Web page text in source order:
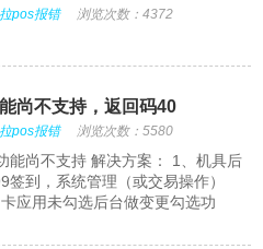
pos报错 浏览次数：4372
尚不支持，返回码40
pos报错 浏览次数：5580
能尚不支持 解决方案： 1、机具后
到，系统管理（或交易操作）
应用未勾选后台做变更勾选功